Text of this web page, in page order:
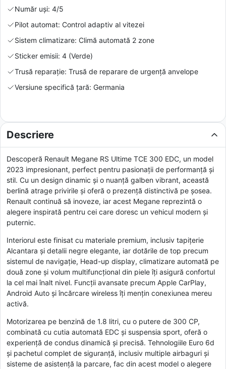
Număr uși: 4/5
Pilot automat: Control adaptiv al vitezei
Sistem climatizare: Climă automată 2 zone
Sticker emisii: 4 (Verde)
Trusă reparație: Trusă de reparare de urgență anvelope
Versiune specifică țară: Germania
Descriere
Descoperă Renault Megane RS Ultime TCE 300 EDC, un model
2023 impresionant, perfect pentru pasionații de performanță și
stil. Cu un design dinamic și o nuanță galben vibrant, această
berlină atrage privirile și oferă o prezență distinctivă pe șosea.
Renault continuă să inoveze, iar acest Megane reprezintă o
alegere inspirată pentru cei care doresc un vehicul modern și
puternic.
Interiorul este finisat cu materiale premium, inclusiv tapițerie
Alcantara și detalii negre elegante, iar dotările de top precum
sistemul de navigație, Head-up display, climatizare automată pe
două zone și volum multifuncțional din piele îți asigură confortul
la cel mai înalt nivel. Funcții avansate precum Apple CarPlay,
Android Auto și încărcare wireless îți mențin conexiunea mereu
activă.
Motorizarea pe benzină de 1.8 litri, cu o putere de 300 CP,
combinată cu cutia automată EDC și suspensia sport, oferă o
experiență de condus dinamică și precisă. Tehnologiile Euro 6d
și pachetul complet de siguranță, inclusiv multiple airbaguri și
sisteme de asistență la parcare, fac din acest model o alegere